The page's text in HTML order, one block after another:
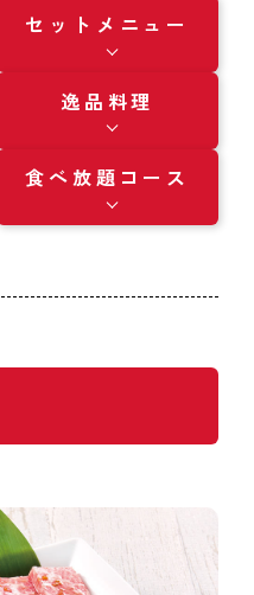
セットメニュー
逸品料理
食べ放題コース